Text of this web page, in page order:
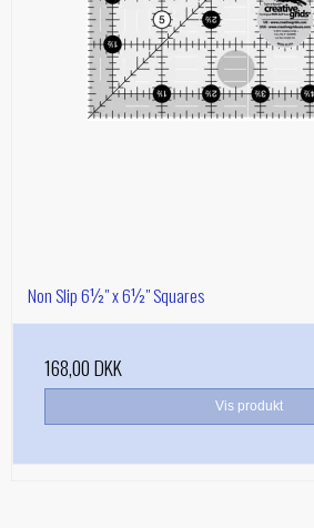
Non Slip 6½" x 6½" Squares
168,00 DKK
Vis produkt